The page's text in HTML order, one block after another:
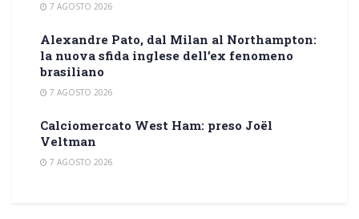
7 AGOSTO 2026
Alexandre Pato, dal Milan al Northampton:
la nuova sfida inglese dell’ex fenomeno
brasiliano
7 AGOSTO 2026
Calciomercato West Ham: preso Joël
Veltman
7 AGOSTO 2026